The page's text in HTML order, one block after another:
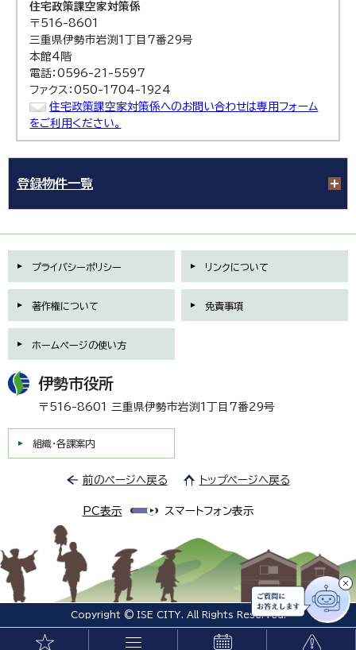
住宅政策課空家対策係
〒516-8601
三重県伊勢市岩渕1丁目7番29号
本館4階
電話：0596-21-5597
ファクス：050-1704-1924
住宅政策課空家対策係へのお問い合わせは専用フォーム
をご利用ください。
登録物件一覧
プライバシーポリシー リンクについて
著作権について 免責事項
ホームページの使い方
伊勢市役所
〒516-8601 三重県伊勢市岩渕1丁目7番29号
組織・各課案内
前のページへ戻る トップページへ戻る
PC表示 スマートフォン表示
Copyright © ISE CITY. All Rights Reserved.